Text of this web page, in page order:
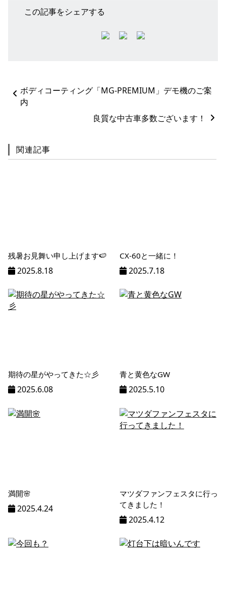
この記事をシェアする
ー ボディコーティング「MG-PREMIUM」デモ機のご案
内
良質な中古車多数ございます！
関連記事
残暑お見舞い申し上げます🍉
2025.8.18
CX-60と一緒に！
2025.7.18
期待の星がやってきた☆彡
2025.6.08
青と黄色なGW
2025.5.10
満開🌸
2025.4.24
マツダファンフェスタに行っ
てきました！
2025.4.12